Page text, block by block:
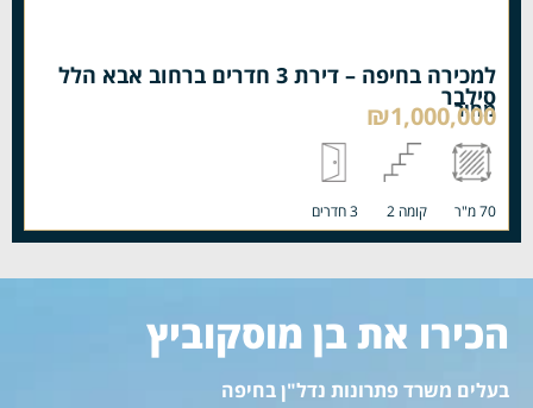
למכירה בחיפה – דירת 3 חדרים ברחוב אבא הלל
סילבר
מחיר
₪1,000,000
70 מ"ר קומה 2 3 חדרים
הכירו את בן מוסקוביץ
בעלים משרד פתרונות נדל"ן בחיפה